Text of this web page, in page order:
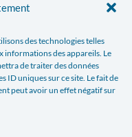
des technologies telles
informations des appareils. Le
de traiter des données
ID uniques sur ce site. Le fait de
peut avoir un effet négatif sur
& Paix travaille
qu’avec des
sur des enjeux de